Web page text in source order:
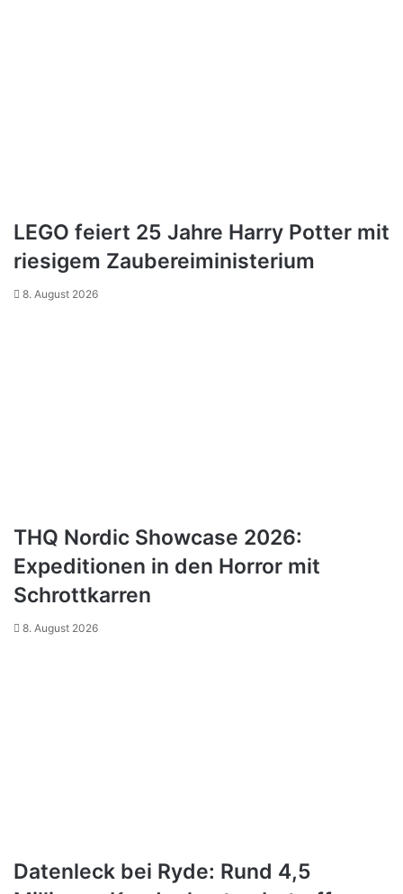
LEGO feiert 25 Jahre Harry Potter mit
riesigem Zaubereiministerium
8. August 2026
THQ Nordic Showcase 2026:
Expeditionen in den Horror mit
Schrottkarren
8. August 2026
Datenleck bei Ryde: Rund 4,5